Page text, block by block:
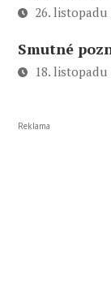
26. listopadu
Smutné
18. listopadu
Reklama